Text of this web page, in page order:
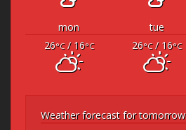
mon tue
26°C/ 16°C 26°C/ 16°C
Weather forecast for tomorrow